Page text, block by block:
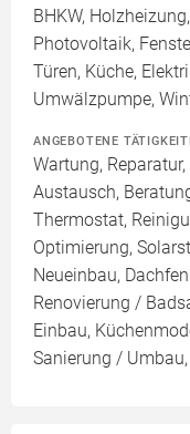
BHKW,
Photovoltaik,
Türen, Küche,
Umwälzpumpe,
ANGEBOTENE
Wartung,
Austausch,
Thermostat,
Optimierung,
Neueinbau,
Renovierung /
Einbau,
Sanierung /